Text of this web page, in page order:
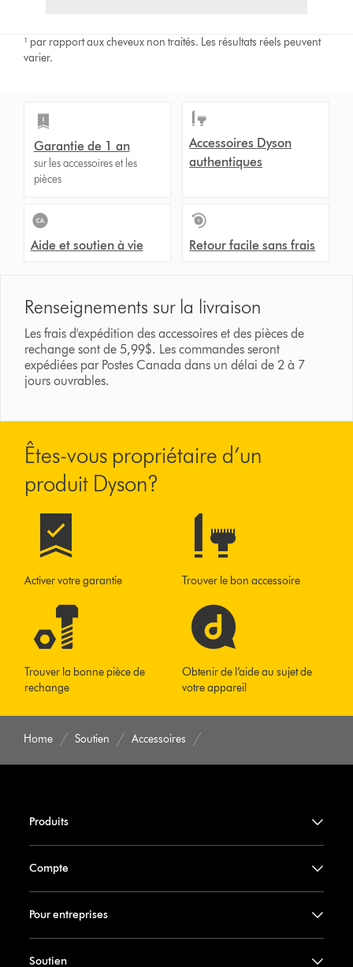
¹ par rapport aux cheveux non traités. Les résultats réels peuvent
varier.
Garantie de 1 an
sur les accessoires et les
pièces
Accessoires Dyson
authentiques
Aide et soutien à vie Retour facile sans frais
Renseignements sur la livraison
Les frais d'expédition des accessoires et des pièces de
rechange sont de 5,99$. Les commandes seront
expédiées par Postes Canada dans un délai de 2 à 7
jours ouvrables.
Êtes-vous propriétaire d’un
produit Dyson?
Activer votre garantie Trouver le bon accessoire
Trouver la bonne pièce de
rechange
Obtenir de l’aide au sujet de
votre appareil
Home Soutien Accessoires
Produits
Compte
Pour entreprises
Soutien